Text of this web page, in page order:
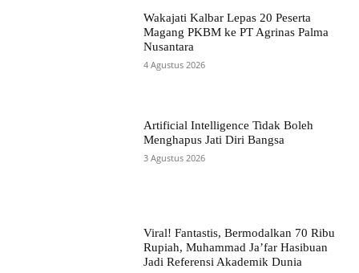
Wakajati Kalbar Lepas 20 Peserta
Magang PKBM ke PT Agrinas Palma
Nusantara
4 Agustus 2026
Artificial Intelligence Tidak Boleh
Menghapus Jati Diri Bangsa
3 Agustus 2026
Viral! Fantastis, Bermodalkan 70 Ribu
Rupiah, Muhammad Ja’far Hasibuan
Jadi Referensi Akademik Dunia